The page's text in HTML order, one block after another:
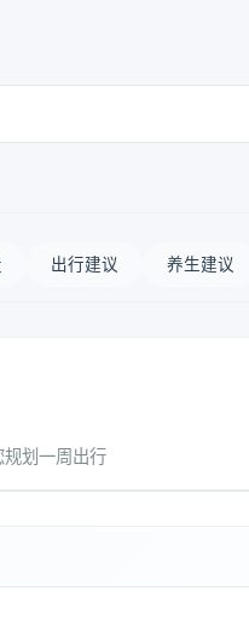
出行建议 养生建议
划一周出行